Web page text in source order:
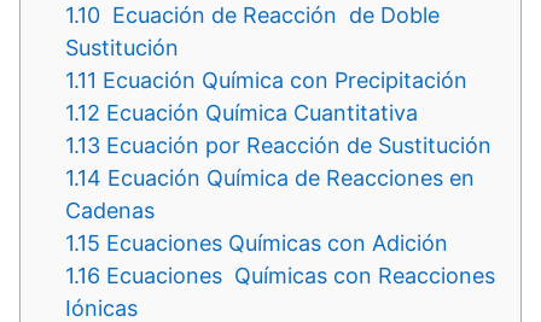
1.10 Ecuación de Reacción de Doble
Sustitución
1.11 Ecuación Química con Precipitación
1.12 Ecuación Química Cuantitativa
1.13 Ecuación por Reacción de Sustitución
1.14 Ecuación Química de Reacciones en
Cadenas
1.15 Ecuaciones Químicas con Adición
1.16 Ecuaciones Químicas con Reacciones
Iónicas